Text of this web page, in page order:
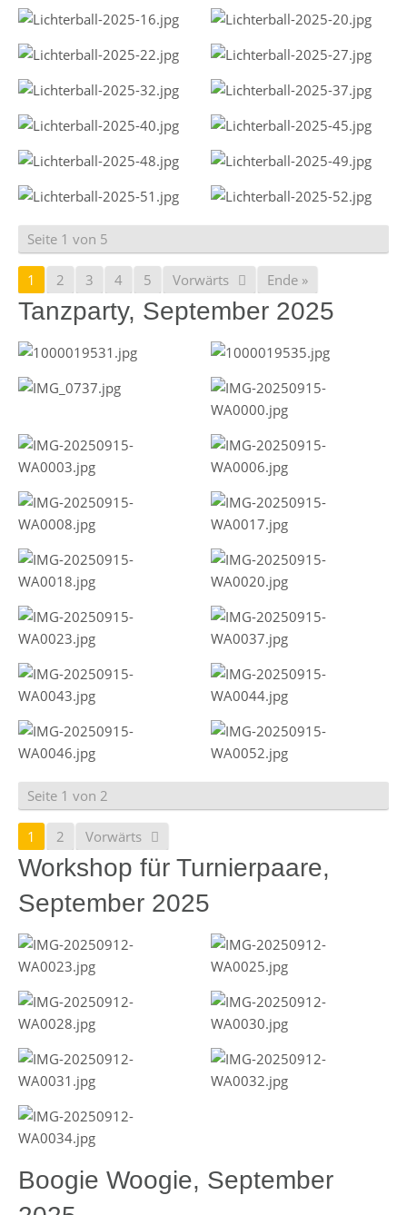
Seite 1 von 5
1 2 3 4 5 Vorwärts Ende »
Tanzparty, September 2025
Seite 1 von 2
1 2 Vorwärts
Workshop für Turnierpaare,
September 2025
Boogie Woogie, September